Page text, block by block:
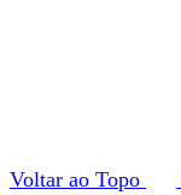
Voltar ao Topo